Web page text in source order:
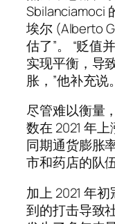
Sbilanciamoci
埃尔 (Alberto
估了”。 “贬值
实现平衡，导
胀，”他补充说。
尽管难以衡量
数在 2021 年
同期通货膨胀
市和药店的队
加上 2021 年
到的打击导致